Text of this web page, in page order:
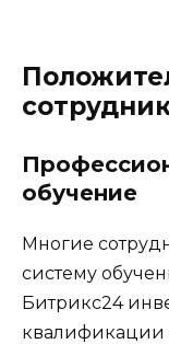
обучение
Многие
систему
Битрикс24
квалификации